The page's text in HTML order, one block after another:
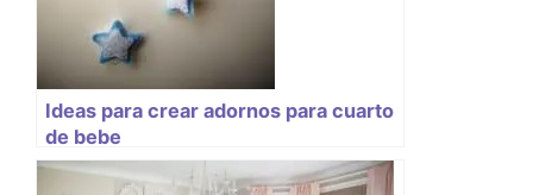
Ideas para crear adornos para cuarto
de bebe